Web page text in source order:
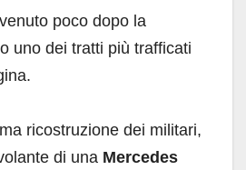
poco dopo la
uno dei tratti più trafficati
ricostruzione dei militari,
di una Mercedes